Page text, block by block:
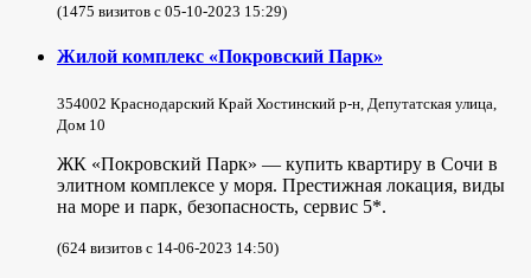
(1475 визитов с 05-10-2023 15:29)
Жилой комплекс «Покровский Парк»
354002 Краснодарский Край Хостинский р-н, Депутатская улица,
Дом 10
ЖК «Покровский Парк» — купить квартиру в Сочи в
элитном комплексе у моря. Престижная локация, виды
на море и парк, безопасность, сервис 5*.
(624 визитов с 14-06-2023 14:50)